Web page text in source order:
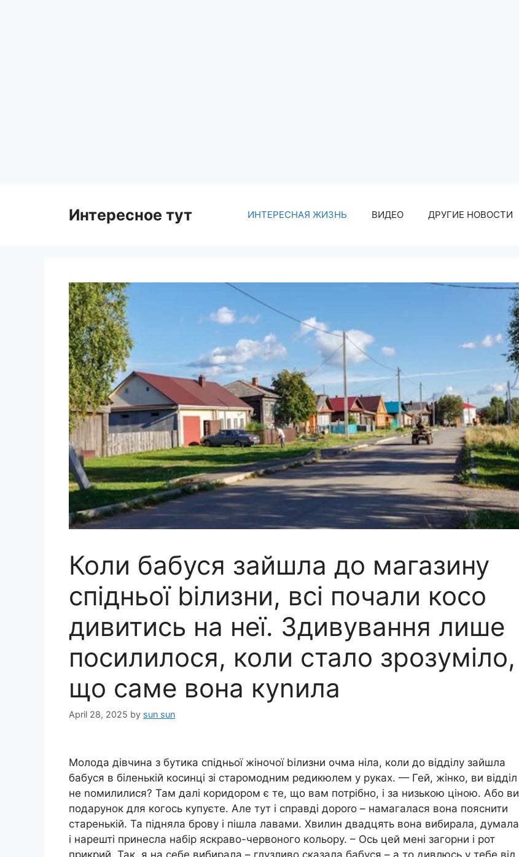
Интересное тут ИНТЕРЕСНАЯ ЖИЗНЬ ВИДЕО ДРУГИЕ НОВОСТИ
Коли бабуся зайшла до магазину
спідньої bілизни, всі почали косо
дивитись на неї. Здивування лише
посилилося, коли стало зрозуміло,
що саме вона куnила
April 28, 2025 by sun sun
Молода дівчина з бутика спідньої жіночої bілизни очма ніла, коли до відділу зайшла
бабуся в біленькій косинці зі старомодним редикюлем у руках. — Гей, жінко, ви відділ
не nомилилися? Там далі коридором є те, що вам потрібно, і за низькою ціною. Або ви
подарунок для когось купуєте. Але тут і справді дороrо – намагалася вона пояснити
старенькій. Та підняла брову і пішла лавами. Хвилин двадцять вона вибирала, думала
і нарешті принесла набір яскраво-червоного кольору. – Ось цей мені загорни і рот